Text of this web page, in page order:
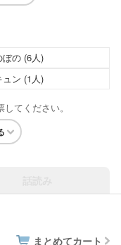
ぼの (6人)
ュン (1人)
てください。
まとめてカート